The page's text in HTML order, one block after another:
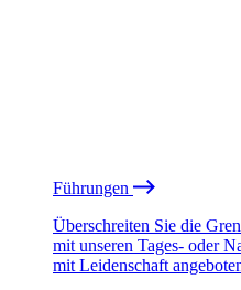
Führungen
Überschreiten Sie die
mit unseren Tages- oder
mit Leidenschaft